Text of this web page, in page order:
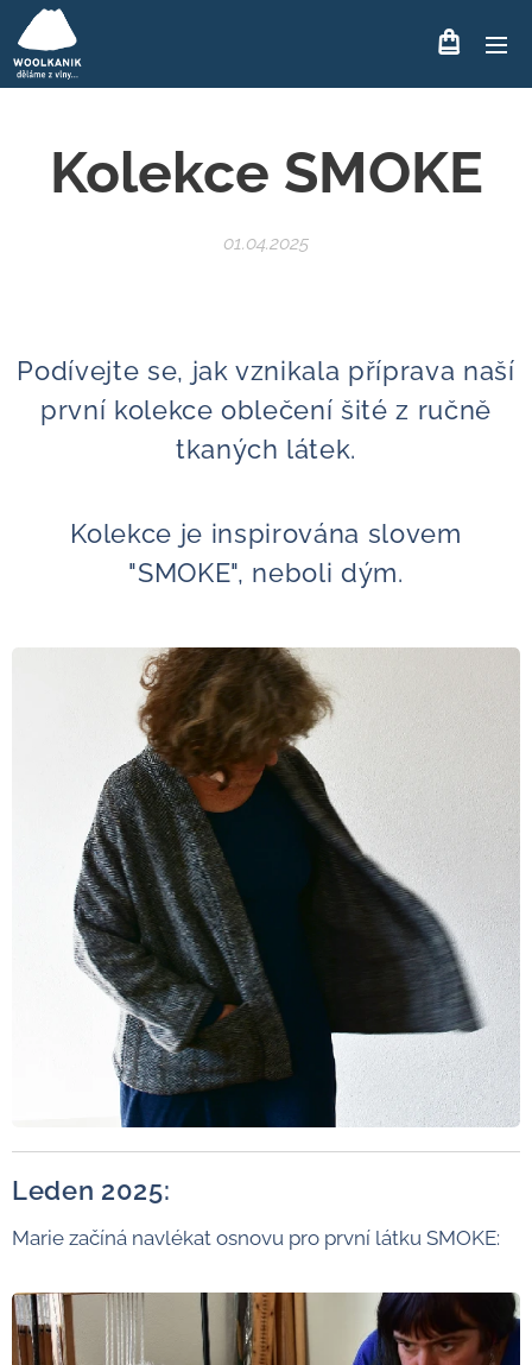
Kolekce SMOKE
01.04.2025
Podívejte se, jak vznikala příprava naší
první kolekce oblečení šité z ručně
tkaných látek.
Kolekce je inspirována slovem
"SMOKE", neboli dým.
Leden 2025:
Marie začíná navlékat osnovu pro první látku SMOKE: